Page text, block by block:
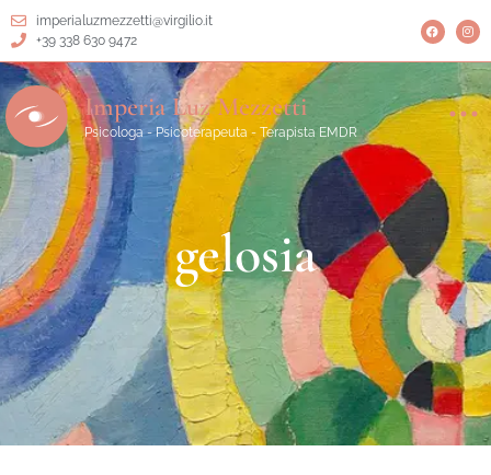
imperialuzmezzetti@virgilio.it
+39 338 630 9472
Imperia Luz Mezzetti
Psicologa - Psicoterapeuta - Terapista EMDR
gelosia